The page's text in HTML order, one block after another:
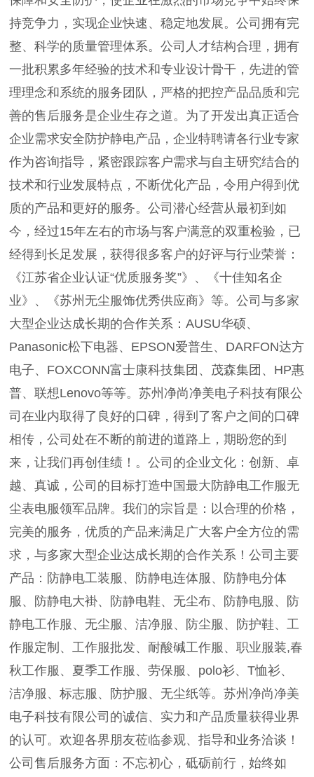
持竞争力，实现企业快速、稳定地发展。公司拥有完
整、科学的质量管理体系。公司人才结构合理，拥有
一批积累多年经验的技术和专业设计骨干，先进的管
理理念和系统的服务团队，严格的把控产品品质和完
善的售后服务是企业生存之道。为了开发出真正适合
企业需求安全防护静电产品，企业特聘请各行业专家
作为咨询指导，紧密跟踪客户需求与自主研究结合的
技术和行业发展特点，不断优化产品，令用户得到优
质的产品和更好的服务。公司潜心经营从最初到如
今，经过15年左右的市场与客户满意的双重检验，已
经得到长足发展，获得很多客户的好评与行业荣誉：
《江苏省企业认证“优质服务奖”》、《十佳知名企
业》、《苏州无尘服饰优秀供应商》等。公司与多家
大型企业达成长期的合作关系：AUSU华硕、
Panasonic松下电器、EPSON爱普生、DARFON达方
电子、FOXCONN富士康科技集团、茂森集团、HP惠
普、联想Lenovo等等。苏州净尚净美电子科技有限公
司在业内取得了良好的口碑，得到了客户之间的口碑
相传，公司处在不断的前进的道路上，期盼您的到
来，让我们再创佳绩！。公司的企业文化：创新、卓
越、真诚，公司的目标打造中国最大防静电工作服无
尘表电服领军品牌。我们的宗旨是：以合理的价格，
完美的服务，优质的产品来满足广大客户全方位的需
求，与多家大型企业达成长期的合作关系！公司主要
产品：防静电工装服、防静电连体服、防静电分体
服、防静电大褂、防静电鞋、无尘布、防静电服、防
静电工作服、无尘服、洁净服、防尘服、防护鞋、工
作服定制、工作服批发、耐酸碱工作服、职业服装,春
秋工作服、夏季工作服、劳保服、polo衫、T恤衫、
洁净服、标志服、防护服、无尘纸等。苏州净尚净美
电子科技有限公司的诚信、实力和产品质量获得业界
的认可。欢迎各界朋友莅临参观、指导和业务洽谈！
公司售后服务方面：不忘初心，砥砺前行，始终如